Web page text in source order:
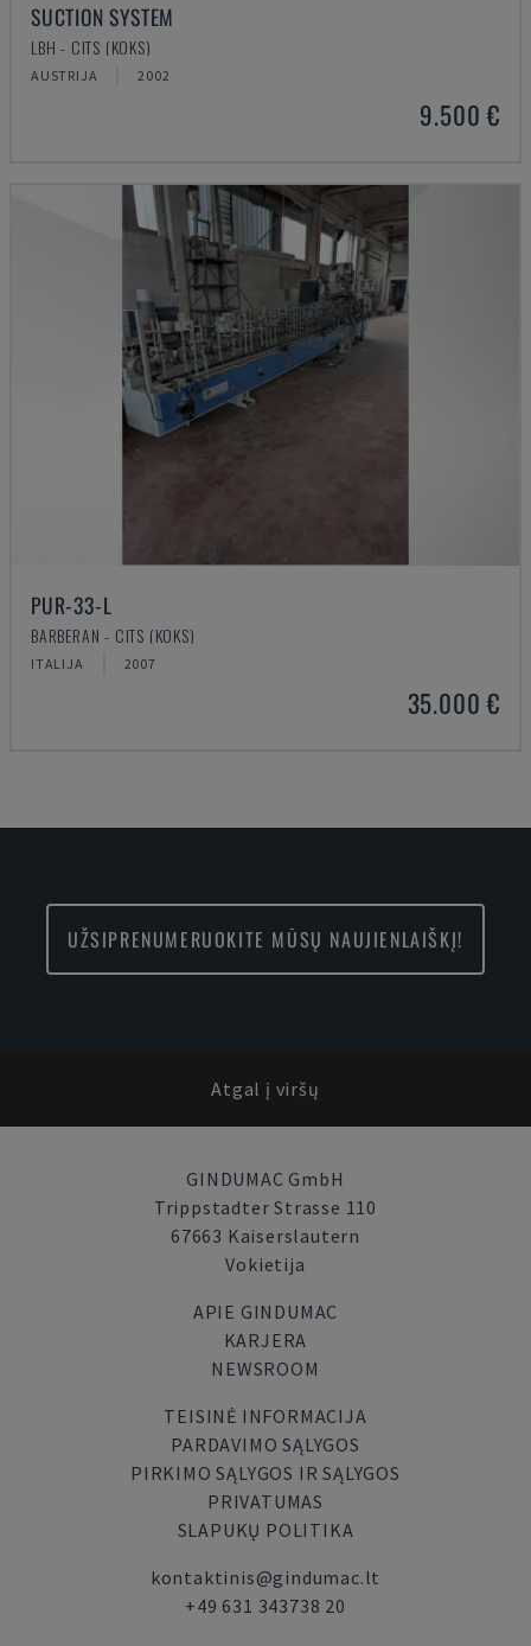
SUCTION SYSTEM
LBH - CITS (KOKS)
AUSTRIJA 2002
9.500 €
PUR-33-L
BARBERAN - CITS (KOKS)
ITALIJA 2007
35.000 €
UŽSIPRENUMERUOKITE MŪSŲ NAUJIENLAIŠKĮ!
Atgal į viršų
GINDUMAC GmbH
Trippstadter Strasse 110
67663 Kaiserslautern
Vokietija
APIE GINDUMAC
KARJERA
NEWSROOM
TEISINĖ INFORMACIJA
PARDAVIMO SĄLYGOS
PIRKIMO SĄLYGOS IR SĄLYGOS
PRIVATUMAS
SLAPUKŲ POLITIKA
kontaktinis@gindumac.lt
+49 631 343738 20